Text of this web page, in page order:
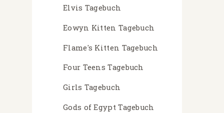
Elvis Tagebuch
Eowyn Kitten Tagebuch
Flame's Kitten Tagebuch
Four Teens Tagebuch
Girls Tagebuch
Gods of Egypt Tagebuch